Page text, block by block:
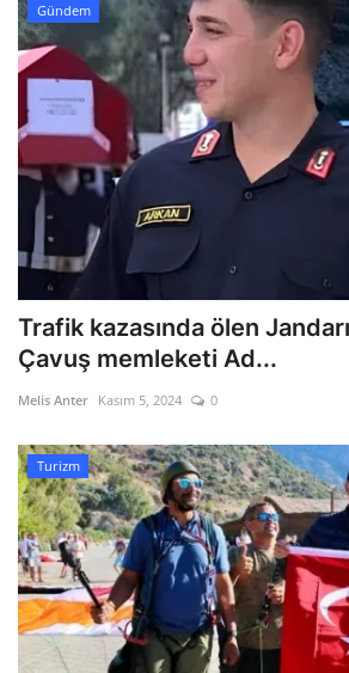
Gündem
Trafik kazasında ölen
Çavuş memleketi Ad...
Melis Anter Kasım 5, 2024 0
Turizm